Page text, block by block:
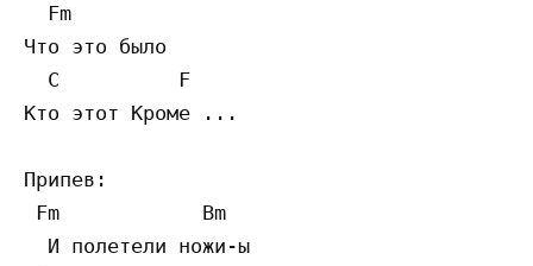
  Fm
Что это было
  C          F
Кто этот Кроме ...
Припев:
Fm            Bm
  И полетели ножи-ы